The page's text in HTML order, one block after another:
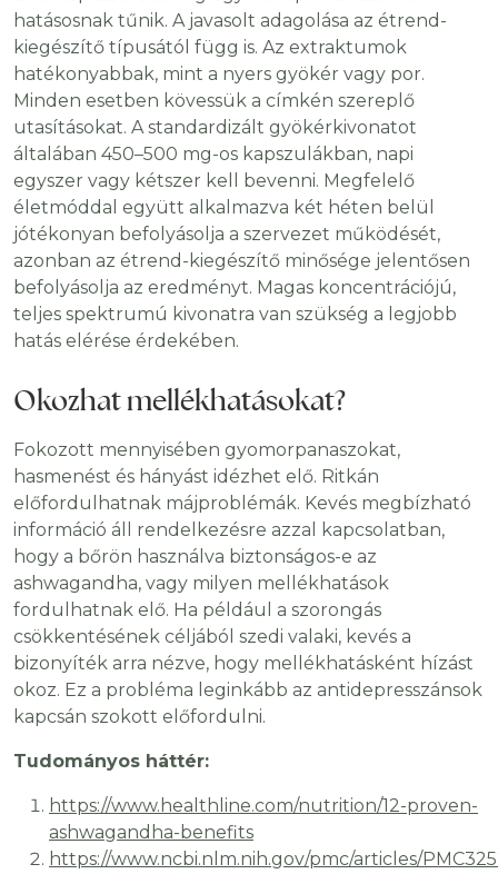
hatásosnak tűnik. A javasolt adagolása az étrend-
kiegészítő típusától függ is. Az extraktumok
hatékonyabbak, mint a nyers gyökér vagy por.
Minden esetben kövessük a címkén szereplő
utasításokat. A standardizált gyökérkivonatot
általában 450–500 mg-os kapszulákban, napi
egyszer vagy kétszer kell bevenni. Megfelelő
életmóddal együtt alkalmazva két héten belül
jótékonyan befolyásolja a szervezet működését,
azonban az étrend-kiegészítő minősége jelentősen
befolyásolja az eredményt. Magas koncentrációjú,
teljes spektrumú kivonatra van szükség a legjobb
hatás elérése érdekében.
Okozhat mellékhatásokat?
Fokozott mennyisében gyomorpanaszokat,
hasmenést és hányást idézhet elő. Ritkán
előfordulhatnak májproblémák. Kevés megbízható
információ áll rendelkezésre azzal kapcsolatban,
hogy a bőrön használva biztonságos-e az
ashwagandha, vagy milyen mellékhatások
fordulhatnak elő. Ha például a szorongás
csökkentésének céljából szedi valaki, kevés a
bizonyíték arra nézve, hogy mellékhatásként hízást
okoz. Ez a probléma leginkább az antidepresszánsok
kapcsán szokott előfordulni.
Tudományos háttér:
https://www.healthline.com/nutrition/12-proven-
ashwagandha-benefits
https://www.ncbi.nlm.nih.gov/pmc/articles/